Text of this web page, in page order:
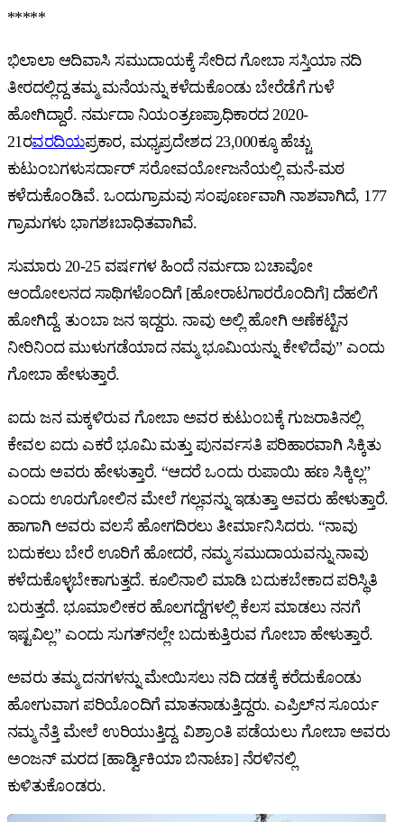
*****
ಭಿಲಾಲಾ ಆದಿವಾಸಿ ಸಮುದಾಯಕ್ಕೆ ಸೇರಿದ ಗೋಬಾ ಸಸ್ತಿಯಾ ನದಿ
ತೀರದಲ್ಲಿದ್ದ ತಮ್ಮ ಮನೆಯನ್ನು ಕಳೆದುಕೊಂಡು ಬೇರೆಡೆಗೆ ಗುಳೆ
ಹೋಗಿದ್ದಾರೆ. ನರ್ಮದಾ ನಿಯಂತ್ರಣಪ್ರಾಧಿಕಾರದ 2020-
21ರವರದಿಯಪ್ರಕಾರ, ಮಧ್ಯಪ್ರದೇಶದ 23,000ಕ್ಕೂ ಹೆಚ್ಚು
ಕುಟುಂಬಗಳುಸರ್ದಾರ್ ಸರೋವರ್ಯೋಜನೆಯಲ್ಲಿ ಮನೆ-ಮಠ
ಕಳೆದುಕೊಂಡಿವೆ. ಒಂದುಗ್ರಾಮವು ಸಂಪೂರ್ಣವಾಗಿ ನಾಶವಾಗಿದೆ, 177
ಗ್ರಾಮಗಳು ಭಾಗಶಃಬಾಧಿತವಾಗಿವೆ.
ಸುಮಾರು 20-25 ವರ್ಷಗಳ ಹಿಂದೆ ನರ್ಮದಾ ಬಚಾವೋ
ಆಂದೋಲನದ ಸಾಥಿಗಳೊಂದಿಗೆ [ಹೋರಾಟಗಾರರೊಂದಿಗೆ] ದೆಹಲಿಗೆ
ಹೋಗಿದ್ದೆ. ತುಂಬಾ ಜನ ಇದ್ದರು. ನಾವು ಅಲ್ಲಿ ಹೋಗಿ ಅಣೆಕಟ್ಟಿನ
ನೀರಿನಿಂದ ಮುಳುಗಡೆಯಾದ ನಮ್ಮ ಭೂಮಿಯನ್ನು ಕೇಳಿದೆವು” ಎಂದು
ಗೋಬಾ ಹೇಳುತ್ತಾರೆ.
ಐದು ಜನ ಮಕ್ಕಳಿರುವ ಗೋಬಾ ಅವರ ಕುಟುಂಬಕ್ಕೆ ಗುಜರಾತಿನಲ್ಲಿ
ಕೇವಲ ಐದು ಎಕರೆ ಭೂಮಿ ಮತ್ತು ಪುನರ್ವಸತಿ ಪರಿಹಾರವಾಗಿ ಸಿಕ್ಕಿತು
ಎಂದು ಅವರು ಹೇಳುತ್ತಾರೆ. “ಆದರೆ ಒಂದು ರುಪಾಯಿ ಹಣ ಸಿಕ್ಕಿಲ್ಲ”
ಎಂದು ಊರುಗೋಲಿನ ಮೇಲೆ ಗಲ್ಲವನ್ನು ಇಡುತ್ತಾ ಅವರು ಹೇಳುತ್ತಾರೆ.
ಹಾಗಾಗಿ ಅವರು ವಲಸೆ ಹೋಗದಿರಲು ತೀರ್ಮಾನಿಸಿದರು. “ನಾವು
ಬದುಕಲು ಬೇರೆ ಊರಿಗೆ ಹೋದರೆ, ನಮ್ಮ ಸಮುದಾಯವನ್ನು ನಾವು
ಕಳೆದುಕೊಳ್ಳಬೇಕಾಗುತ್ತದೆ. ಕೂಲಿನಾಲಿ ಮಾಡಿ ಬದುಕಬೇಕಾದ ಪರಿಸ್ಥಿತಿ
ಬರುತ್ತದೆ. ಭೂಮಾಲೀಕರ ಹೊಲಗದ್ದೆಗಳಲ್ಲಿ ಕೆಲಸ ಮಾಡಲು ನನಗೆ
ಇಷ್ಟವಿಲ್ಲ” ಎಂದು ಸುಗತ್‌ನಲ್ಲೇ ಬದುಕುತ್ತಿರುವ ಗೋಬಾ ಹೇಳುತ್ತಾರೆ.
ಅವರು ತಮ್ಮ ದನಗಳನ್ನು ಮೇಯಿಸಲು ನದಿ ದಡಕ್ಕೆ ಕರೆದುಕೊಂಡು
ಹೋಗುವಾಗ ಪರಿಯೊಂದಿಗೆ ಮಾತನಾಡುತ್ತಿದ್ದರು. ಎಪ್ರಿಲ್‌ನ ಸೂರ್ಯ
ನಮ್ಮ ನೆತ್ತಿ ಮೇಲೆ ಉರಿಯುತ್ತಿದ್ದ. ವಿಶ್ರಾಂತಿ ಪಡೆಯಲು ಗೋಬಾ ಅವರು
ಅಂಜನ್‌ ಮರದ [ಹಾರ್ಡ್ವಿಕಿಯಾ ಬಿನಾಟಾ] ನೆರಳಿನಲ್ಲಿ
ಕುಳಿತುಕೊಂಡರು.